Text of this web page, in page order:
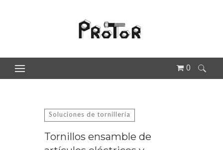
0
Buscar:
Soluciones de tornillería
Tornillos ensamble de